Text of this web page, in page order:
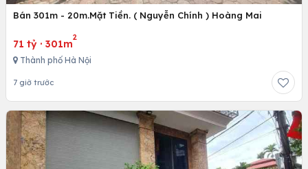
Bán 301m - 20m.Mặt Tiền. ( Nguyễn Chính ) Hoàng Mai
71 tỷ · 301m
2
Thành phố Hà Nội
7 giờ trước